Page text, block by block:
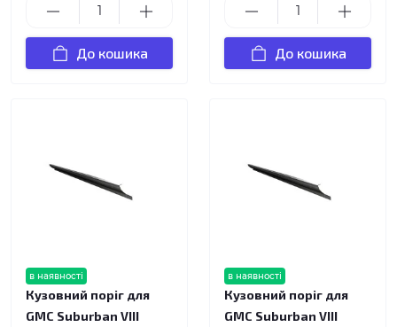
До кошика До кошика
в наявності
Кузовний поріг для
GMC Suburban VIII
в наявності
Кузовний поріг для
GMC Suburban VIII